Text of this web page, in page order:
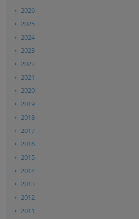
2026
2025
2024
2023
2022
2021
2020
2019
2018
2017
2016
2015
2014
2013
2012
2011